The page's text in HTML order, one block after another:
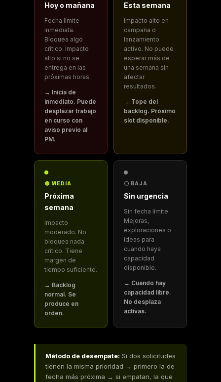
Hoy o mañana
Fecha límite
inmediata.
Bloquea algo
crítico. Impacto
alto si no se
entrega en las
próximas horas.
→ Inicia de
inmediato. Puede
desplazar trabajo
en curso con
aviso previo al
PM.
Esta semana
Impacto alto en
campaña o
lanzamiento
activo. No puede
esperar más de
una semana sin
afectar
resultados.
→ Tope del
backlog. Próximo
slot disponible.
🟢 MEDIA
Próxima
semana
Impacto
moderado. No
bloquea nada
crítico. Tiene
margen de
tiempo suficiente.
→ Backlog
normal. Se
produce en
orden.
⚪ BAJA
Sin urgencia
Sin fecha límite.
Mejoras,
exploraciones o
ideas para
cuando haya
capacidad
disponible.
→ Cuando hay
capacidad libre.
No desplaza
activas.
Método de desempate: Si dos solicitudes
tienen la misma prioridad → primero la de
fecha más próxima → si empatan, la que